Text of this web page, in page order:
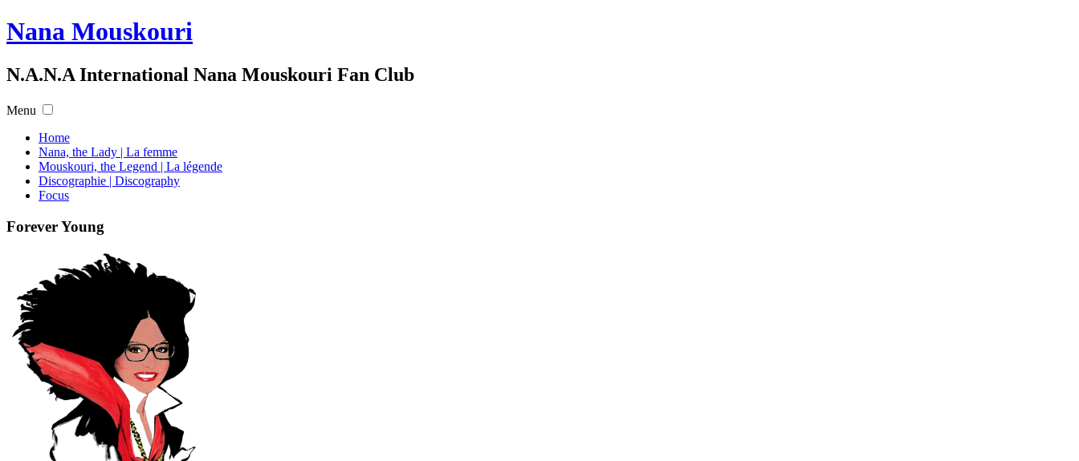
Nana Mouskouri
N.A.N.A International Nana Mouskouri Fan Club
Menu
Home
Nana, the Lady | La femme
Mouskouri, the Legend | La légende
Discographie | Discography
Focus
Forever Young